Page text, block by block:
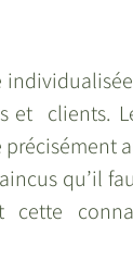
et  clients.
qu’il